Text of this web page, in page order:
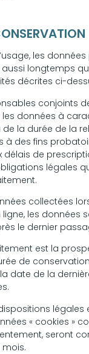
les
longtemps
décrites ci-
conjoints
données à
la durée de la
à des fins
délais de
légales
collectées
les données
le dernier
est la
de
date de la
« cookies »
seront
mois.